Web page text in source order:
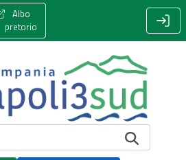
Albo
pretorio